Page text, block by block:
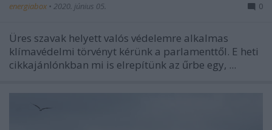
energiabox • 2020. június 05. 0
Üres szavak helyett valós védelemre alkalmas
klímavédelmi törvényt kérünk a parlamenttől. E heti
cikkajánlónkban mi is elrepítünk az űrbe egy, ...